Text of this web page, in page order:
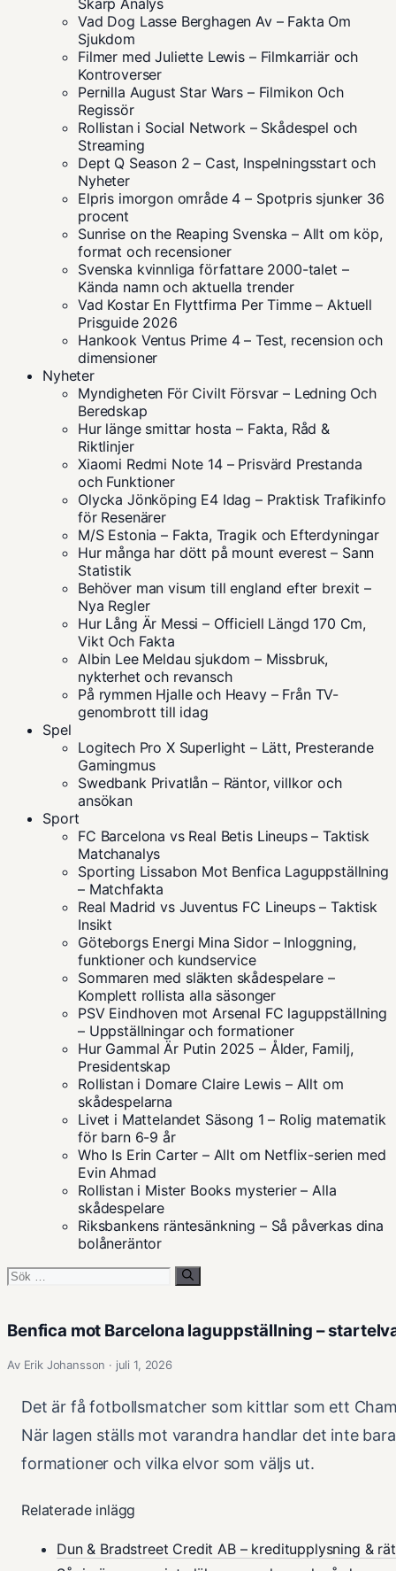
Skarp Analys
Vad Dog Lasse Berghagen Av – Fakta Om
Sjukdom
Filmer med Juliette Lewis – Filmkarriär och
Kontroverser
Pernilla August Star Wars – Filmikon Och
Regissör
Rollistan i Social Network – Skådespel och
Streaming
Dept Q Season 2 – Cast, Inspelningsstart och
Nyheter
Elpris imorgon område 4 – Spotpris sjunker 36
procent
Sunrise on the Reaping Svenska – Allt om köp,
format och recensioner
Svenska kvinnliga författare 2000-talet –
Kända namn och aktuella trender
Vad Kostar En Flyttfirma Per Timme – Aktuell
Prisguide 2026
Hankook Ventus Prime 4 – Test, recension och
dimensioner
Nyheter
Myndigheten För Civilt Försvar – Ledning Och
Beredskap
Hur länge smittar hosta – Fakta, Råd &
Riktlinjer
Xiaomi Redmi Note 14 – Prisvärd Prestanda
och Funktioner
Olycka Jönköping E4 Idag – Praktisk Trafikinfo
för Resenärer
M/S Estonia – Fakta, Tragik och Efterdyningar
Hur många har dött på mount everest – Sann
Statistik
Behöver man visum till england efter brexit –
Nya Regler
Hur Lång Är Messi – Officiell Längd 170 Cm,
Vikt Och Fakta
Albin Lee Meldau sjukdom – Missbruk,
nykterhet och revansch
På rymmen Hjalle och Heavy – Från TV-
genombrott till idag
Spel
Logitech Pro X Superlight – Lätt, Presterande
Gamingmus
Swedbank Privatlån – Räntor, villkor och
ansökan
Sport
FC Barcelona vs Real Betis Lineups – Taktisk
Matchanalys
Sporting Lissabon Mot Benfica Laguppställning
– Matchfakta
Real Madrid vs Juventus FC Lineups – Taktisk
Insikt
Göteborgs Energi Mina Sidor – Inloggning,
funktioner och kundservice
Sommaren med släkten skådespelare –
Komplett rollista alla säsonger
PSV Eindhoven mot Arsenal FC laguppställning
– Uppställningar och formationer
Hur Gammal Är Putin 2025 – Ålder, Familj,
Presidentskap
Rollistan i Domare Claire Lewis – Allt om
skådespelarna
Livet i Mattelandet Säsong 1 – Rolig matematik
för barn 6-9 år
Who Is Erin Carter – Allt om Netflix-serien med
Evin Ahmad
Rollistan i Mister Books mysterier – Alla
skådespelare
Riksbankens räntesänkning – Så påverkas dina
bolåneräntor
Sök
Benfica mot Barcelona laguppställning –
Av Erik Johansson · juli 1, 2026
Det är få fotbollsmatcher som kittlar som ett
När lagen ställs mot varandra handlar det inte
formationer och vilka elvor som väljs ut.
Relaterade inlägg
Dun & Bradstreet Credit AB – kreditupplysning &